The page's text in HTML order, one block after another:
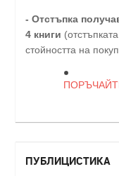
- Отстъпка
4 книги
стойността на
ПУБЛИЦИСТИКА